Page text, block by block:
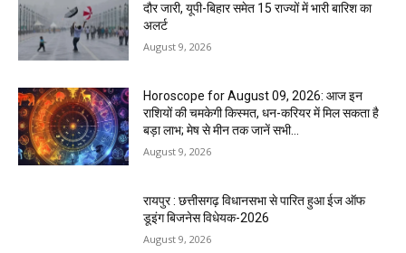
दौर जारी, यूपी-बिहार समेत 15 राज्यों में भारी बारिश का
अलर्ट
August 9, 2026
Horoscope for August 09, 2026: आज इन
राशियों की चमकेगी किस्मत, धन-करियर में मिल सकता है
बड़ा लाभ; मेष से मीन तक जानें सभी...
August 9, 2026
रायपुर : छत्तीसगढ़ विधानसभा से पारित हुआ ईज ऑफ
डूइंग बिजनेस विधेयक-2026
August 9, 2026